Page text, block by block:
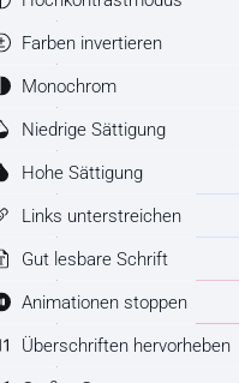
Farben invertieren
Monochrom
Niedrige Sättigung
Hohe Sättigung
Links unterstreichen
Gut lesbare Schrift
Animationen stoppen
Überschriften hervorheben